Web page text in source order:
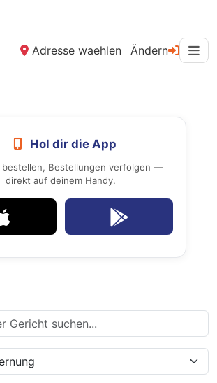
Adresse waehlen Ändern
Hol dir die App
bestellen, Bestellungen verfolgen —
direkt auf deinem Handy.